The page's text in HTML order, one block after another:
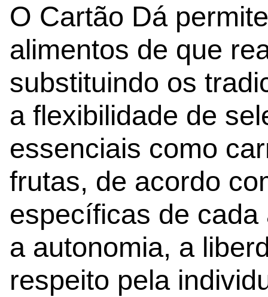
O Cartão Dá
alimentos de que
substituindo os
a flexibilidade de
essenciais como
frutas, de acordo
específicas de
a autonomia, a
respeito pela